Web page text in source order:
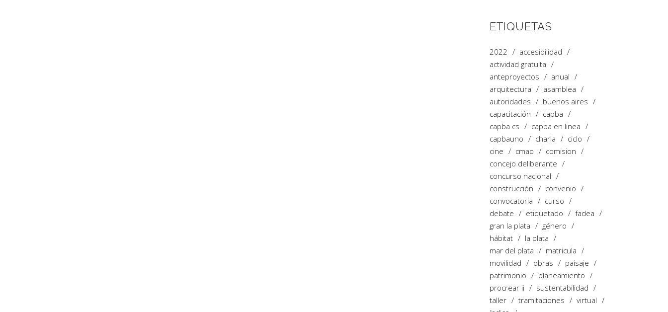
ETIQUETAS
2022
accesibilidad
actividad gratuita
anteproyectos
anual
arquitectura
asamblea
autoridades
buenos aires
capacitación
capba
capba cs
capba en linea
capbauno
charla
ciclo
cine
cmao
comision
concejo deliberante
concurso nacional
construcción
convenio
convocatoria
curso
debate
etiquetado
fadea
gran la plata
género
hábitat
la plata
mar del plata
matricula
movilidad
obras
paisaje
patrimonio
planeamiento
procrear ii
sustentabilidad
taller
tramitaciones
virtual